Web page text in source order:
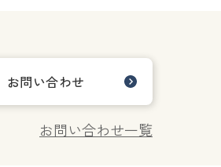
お問い合わせ
お問い合わせ一覧